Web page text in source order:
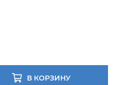
В КОРЗИНУ